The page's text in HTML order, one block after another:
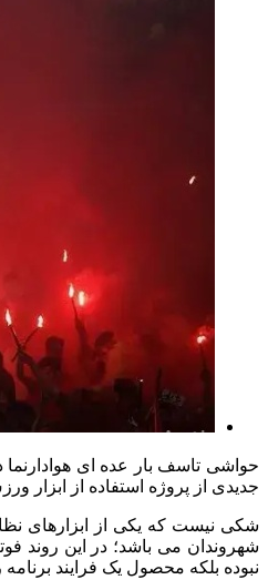
حواشی تاسف بار عده ای هوادارنما
جدیدی از پروژه استفاده از ابزار
شکی نیست که یکی از ابزارهای
شهروندان می باشد؛ در این روند
نبوده بلکه محصول یک فرایند